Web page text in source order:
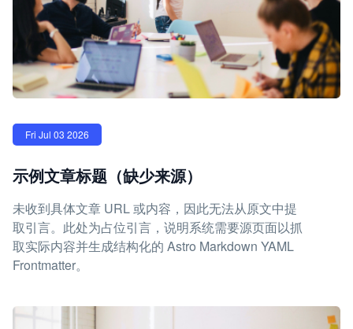
Fri Jul 03 2026
示例文章标题（缺少来源）
未收到具体文章 URL 或内容，因此无法从原文中提
取引言。此处为占位引言，说明系统需要源页面以抓
取实际内容并生成结构化的 Astro Markdown YAML
Frontmatter。